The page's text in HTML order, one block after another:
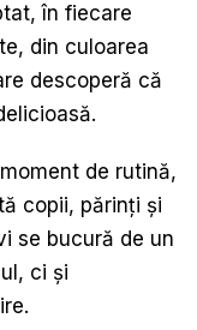
în fiecare
din culoarea
descoperă că
de rutină,
copii, părinți și
se bucură de un
ci și